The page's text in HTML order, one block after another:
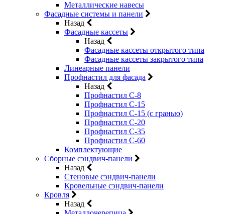
Металлические навесы
Фасадные системы и панели
Назад
Фасадные кассеты
Назад
Фасадные кассеты открытого типа
Фасадные кассеты закрытого типа
Линеарные панели
Профнастил для фасада
Назад
Профнастил С-8
Профнастил С-15
Профнастил С-15 (с гранью)
Профнастил С-20
Профнастил С-35
Профнастил С-60
Комплектующие
Сборные сэндвич-панели
Назад
Стеновые сэндвич-панели
Кровельные сэндвич-панели
Кровля
Назад